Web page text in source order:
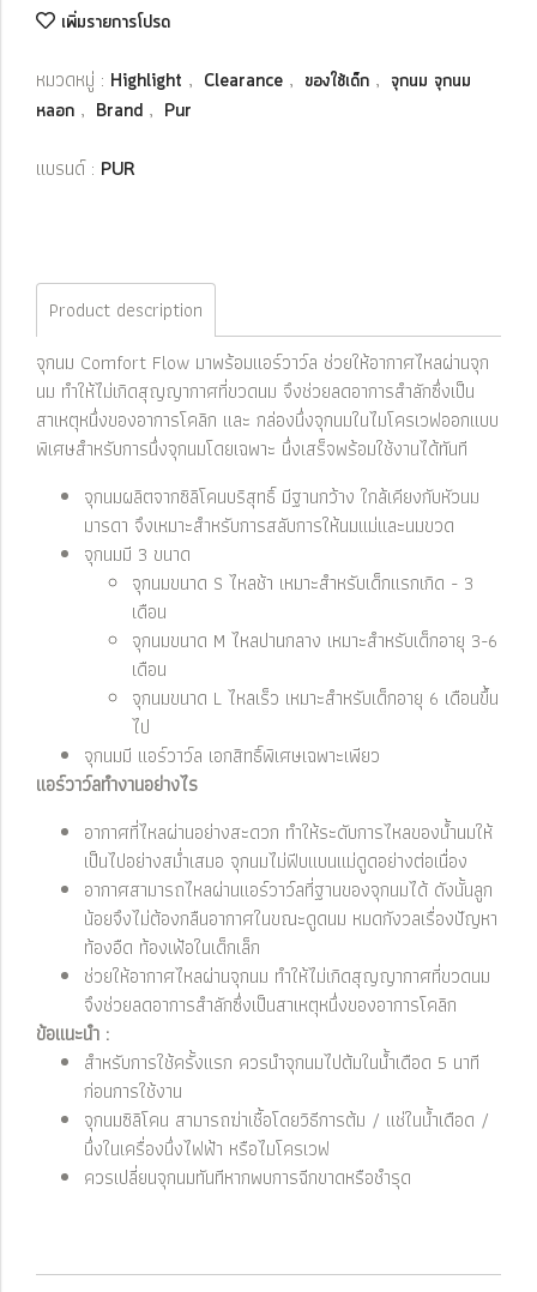
เพิ่มรายการโปรด
หมวดหมู่ : Highlight , Clearance , ของใช้เด็ก , จุกนม จุกนม
หลอก , Brand , Pur
แบรนด์ : PUR
Product description
จุกนม Comfort Flow มาพร้อมแอร์วาว์ล ช่วยให้อากาศไหลผ่านจุก
นม ทำให้ไม่เกิดสุญญากาศที่ขวดนม จึงช่วยลดอาการสำลักซึ่งเป็น
สาเหตุหนึ่งของอาการโคลิก และ กล่องนึ่งจุกนมในไมโครเวฟออกแบบ
พิเศษสำหรับการนึ่งจุกนมโดยเฉพาะ นึ่งเสร็จพร้อมใช้งานได้ทันที
จุกนมผลิตจากซิลิโคนบริสุทธิ์ มีฐานกว้าง ใกล้เคียงกับหัวนม
มารดา จึงเหมาะสำหรับการสลับการให้นมแม่และนมขวด
จุกนมมี 3 ขนาด
จุกนมขนาด S ไหลช้า เหมาะสำหรับเด็กแรกเกิด - 3
เดือน
จุกนมขนาด M ไหลปานกลาง เหมาะสำหรับเด็กอายุ 3-6
เดือน
จุกนมขนาด L ไหลเร็ว เหมาะสำหรับเด็กอายุ 6 เดือนขึ้น
ไป
จุกนมมี แอร์วาว์ล เอกสิทธิ์พิเศษเฉพาะเพียว
แอร์วาว์ลทำงานอย่างไร
อากาศที่ไหลผ่านอย่างสะดวก ทำให้ระดับการไหลของน้ำนมให้
เป็นไปอย่างสม่ำเสมอ จุกนมไม่ฟีบแบนแม่ดูดอย่างต่อเนื่อง
อากาศสามารถไหลผ่านแอร์วาว์ลที่ฐานของจุกนมได้ ดังนั้นลูก
น้อยจึงไม่ต้องกลืนอากาศในขณะดูดนม หมดกังวลเรื่องปัญหา
ท้องอืด ท้องเฟ้อในเด็กเล็ก
ช่วยให้อากาศไหลผ่านจุกนม ทำให้ไม่เกิดสุญญากาศที่ขวดนม
จึงช่วยลดอาการสำลักซึ่งเป็นสาเหตุหนึ่งของอาการโคลิก
ข้อแนะนำ :
สำหรับการใช้ครั้งแรก ควรนำจุกนมไปต้มในน้ำเดือด 5 นาที
ก่อนการใช้งาน
จุกนมซิลิโคน สามารถฆ่าเชื้อโดยวิธีการต้ม / แช่ในน้ำเดือด /
นึ่งในเครื่องนึ่งไฟฟ้า หรือไมโครเวฟ
ควรเปลี่ยนจุกนมทันทีหากพบการฉีกขาดหรือชำรุด